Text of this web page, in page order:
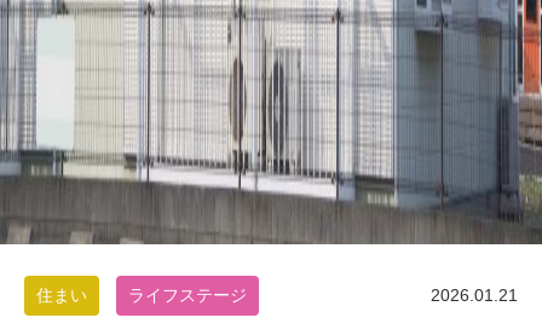
2026.01.21
住まい ライフステージ